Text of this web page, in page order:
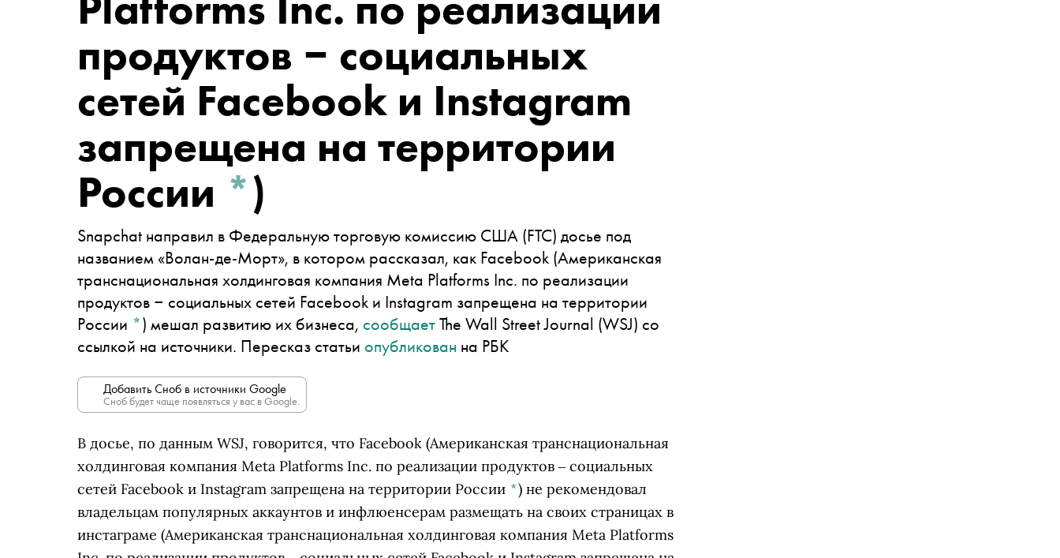
продуктов ‒ социальных
сетей Facebook и Instagram
запрещена на территории
России *)
Snapchat направил в Федеральную торговую комиссию США (FTC) досье под
названием «Волан-де-Морт», в котором рассказал, как Facebook (Американская
транснациональная холдинговая компания Meta Platforms Inc. по реализации
продуктов ‒ социальных сетей Facebook и Instagram запрещена на территории
России *) мешал развитию их бизнеса, сообщаетThe Wall Street Journal (WSJ) со
ссылкой на источники. Пересказ статьи опубликован на РБК
Добавить Сноб в источники Google
Сноб будет чаще появляться у вас в Google.
В досье, по данным WSJ, говорится, что Facebook (Американская транснациональная
холдинговая компания Meta Platforms Inc. по реализации продуктов ‒ социальных
сетей Facebook и Instagram запрещена на территории России *) не рекомендовал
владельцам популярных аккаунтов и инфлюенсерам размещать на своих страницах в
инстаграме (Американская транснациональная холдинговая компания Meta Platforms